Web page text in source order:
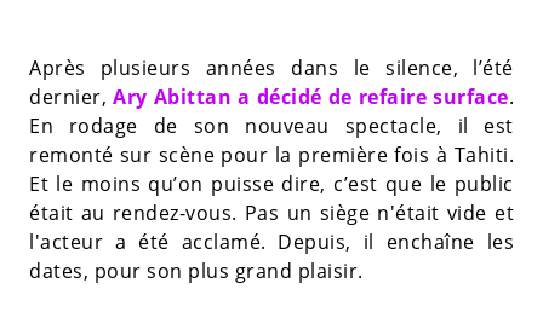
Après plusieurs années dans le silence, l’été
dernier, Ary Abittan a décidé de refaire surface.
En rodage de son nouveau spectacle, il est
remonté sur scène pour la première fois à Tahiti.
Et le moins qu’on puisse dire, c’est que le public
était au rendez-vous. Pas un siège n'était vide et
l'acteur a été acclamé. Depuis, il enchaîne les
dates, pour son plus grand plaisir.